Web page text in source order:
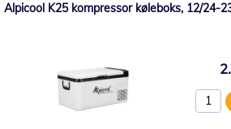
Alpicool K25 kompressor køleboks, 12/24-